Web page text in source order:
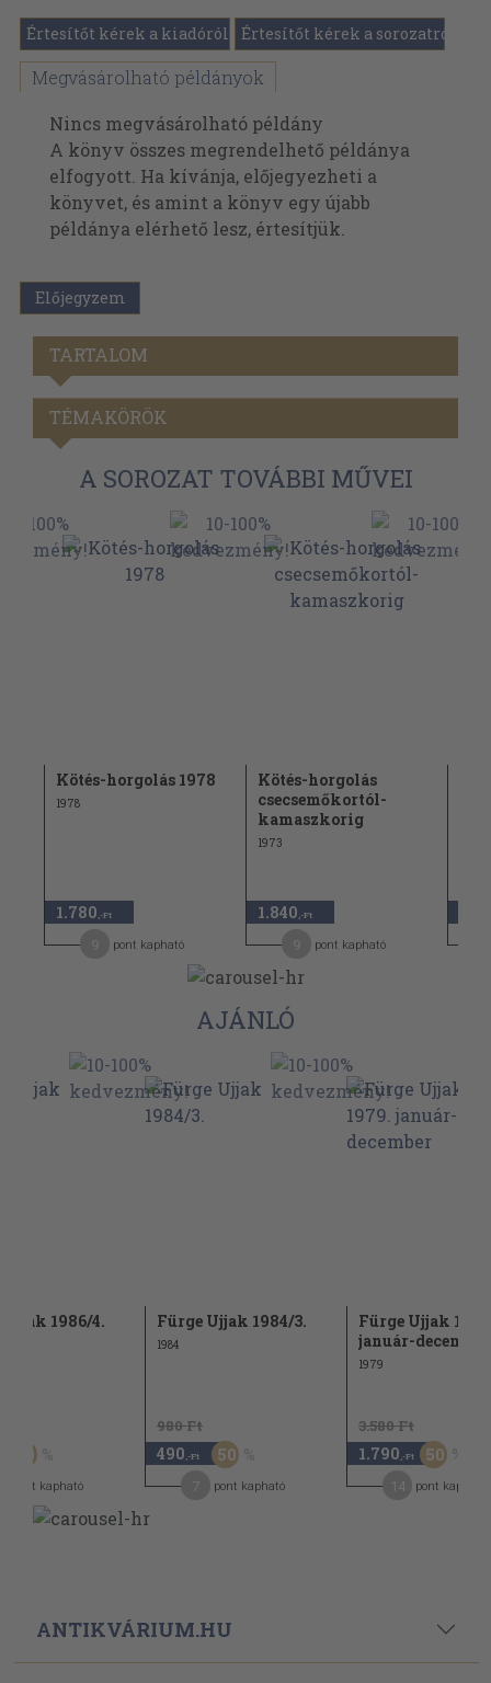
Értesítőt kérek a kiadóról Értesítőt kérek a sorozatról
Megvásárolható példányok
Nincs megvásárolható példány
A könyv összes megrendelhető példánya
elfogyott. Ha kívánja, előjegyezheti a
könyvet, és amint a könyv egy újabb
példánya elérhető lesz, értesítjük.
Előjegyzem
TARTALOM
TÉMAKÖRÖK
A SOROZAT TOVÁBBI MŰVEI
Kötés-horgolás 1978
1978
1.780 ,-Ft
pont kapható
Kötés-horgolás
csecsemőkortól-
kamaszkorig
1973
1.840 ,-Ft
pont kapható
AJÁNLÓ
Ujjak 1986/4.
50
pont kapható
Fürge Ujjak 1984/3.
1984
980 Ft
490 ,-Ft 50
pont kapható
Fürge Ujjak
január-december
1979
3.580 Ft
1.790 ,-Ft 50
pont kapható
ANTIKVÁRIUM.HU